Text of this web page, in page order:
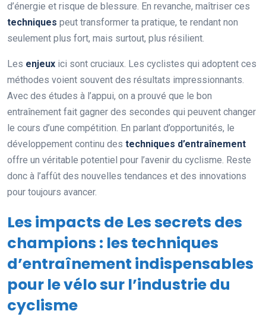
d’énergie et risque de blessure. En revanche, maîtriser ces
techniques peut transformer ta pratique, te rendant non
seulement plus fort, mais surtout, plus résilient.
Les enjeux ici sont cruciaux. Les cyclistes qui adoptent ces
méthodes voient souvent des résultats impressionnants.
Avec des études à l’appui, on a prouvé que le bon
entraînement fait gagner des secondes qui peuvent changer
le cours d’une compétition. En parlant d’opportunités, le
développement continu des techniques d’entraînement
offre un véritable potentiel pour l’avenir du cyclisme. Reste
donc à l’affût des nouvelles tendances et des innovations
pour toujours avancer.
Les impacts de Les secrets des
champions : les techniques
d’entraînement indispensables
pour le vélo sur l’industrie du
cyclisme